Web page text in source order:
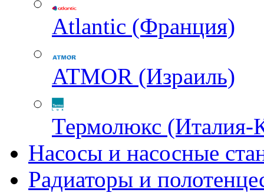
Atlantic (Франция)
ATMOR (Израиль)
Термолюкс (Италия-
Насосы и насосные
Радиаторы и